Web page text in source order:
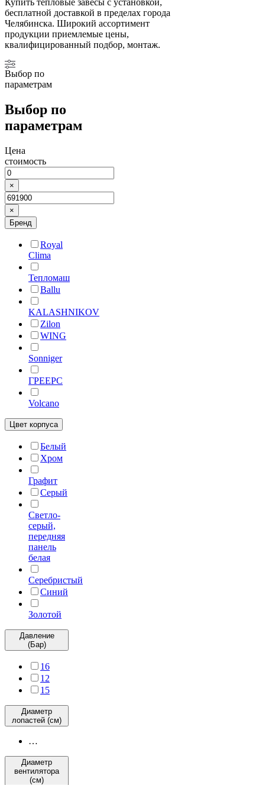
бесплатной доставкой в пределах города
Челябинска. Широкий ассортимент
продукции приемлемые цены,
квалифицированный подбор, монтаж.
Выбор по
параметрам
Выбор по
параметрам
Цена
стоимость
×
×
Бренд
Royal
Clima
Тепломаш
Ballu
KALASHNIKOV
Zilon
WING
Sonniger
ГРЕЕРС
Volcano
Цвет корпуса
Белый
Хром
Графит
Серый
Светло-
серый,
передняя
панель
белая
Серебристый
Синий
Золотой
Давление
(Бар)
16
12
15
Диаметр
лопастей (см)
…
Диаметр
вентилятора
(см)